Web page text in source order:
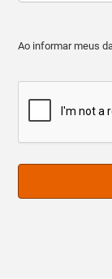
Ao informar meus